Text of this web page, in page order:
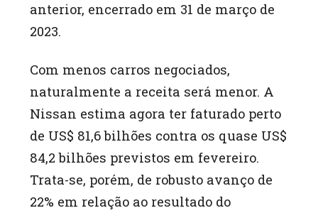
anterior, encerrado em 31 de março de
2023.
Com menos carros negociados,
naturalmente a receita será menor. A
Nissan estima agora ter faturado perto
de US$ 81,6 bilhões contra os quase US$
84,2 bilhões previstos em fevereiro.
Trata-se, porém, de robusto avanço de
22% em relação ao resultado do